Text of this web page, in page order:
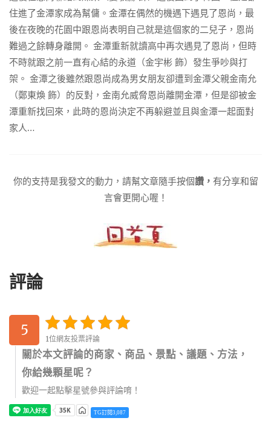
住進了金潭家成為幫傭。金潭在偶然的機遇下遇見了恩尚，最
後在夜晚的花園中跟恩尚表明自己就是這個家的二兒子，恩尚
難過之餘轉身離開。 金潭重新就讀高中再次遇見了恩尚，但時
不時就跟之前一直有心結的永道（金宇彬 飾）發生爭吵與打
架。 金潭之後雖然跟恩尚成為男女朋友卻遭到金潭父親金南允
（鄭東煥 飾）的反對，金南允威脅恩尚離開金潭，但是卻被金
潭重新找回來，此時的恩尚決定不再躲避並且與金潭一起面對
家人…
你的支持是我發文的動力，請幫文章隨手按個讚， 有分享和留
言會更開心喔！
評論
5
1位網友投票評論
關於本文評論的商家、商品、景點、議題、方法，
你給幾顆星呢？
歡迎一起點擊星號參與評論唷！
TG訂閱3,087